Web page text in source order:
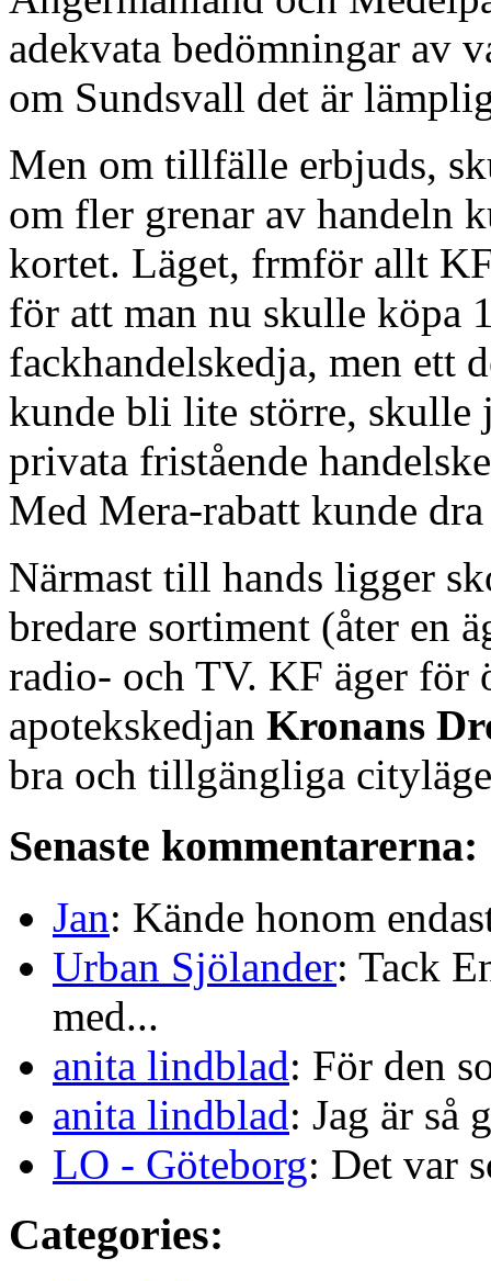
adekvata bedömningar av
om Sundsvall det är
Men om tillfälle erbjuds,
om fler grenar av handeln
kortet. Läget, frmför allt
för att man nu skulle köpa
fackhandelskedja, men ett
kunde bli lite större, skulle
privata fristående
Med Mera-rabatt kunde
Närmast till hands ligger
bredare sortiment (åter en
radio- och TV. KF äger för
apotekskedjan Kronans
bra och tillgängliga
Senaste kommentarerna:
Jan: Kände honom
Urban Sjölander: Tack
med...
anita lindblad: För den
anita lindblad: Jag är så
LO - Göteborg: Det var
Categories: